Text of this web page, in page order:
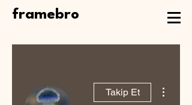
framebro
Takip Et